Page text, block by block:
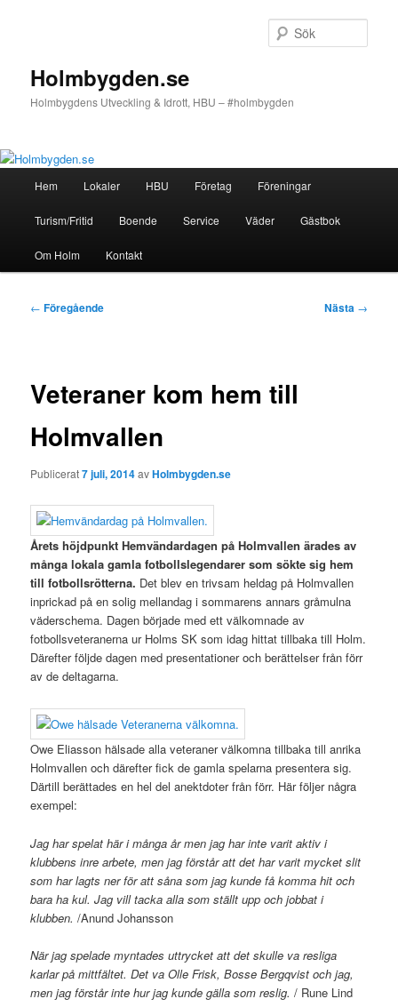
Holmbygden.se
Holmbygdens Utveckling & Idrott, HBU – #holmbygden
Hem Lokaler HBU Företag Föreningar
Turism/Fritid Boende Service Väder Gästbok
Om Holm Kontakt
Inläggsnavigering
← Föregående Nästa →
Veteraner kom hem till
Holmvallen
Publicerat7 juli, 2014avHolmbygden.se
Årets höjdpunkt Hemvändardagen på Holmvallen ärades av
många lokala gamla fotbollslegendarer som sökte sig hem
till fotbollsrötterna. Det blev en trivsam heldag på Holmvallen
inprickad på en solig mellandag i sommarens annars gråmulna
väderschema. Dagen började med ett välkomnade av
fotbollsveteranerna ur Holms SK som idag hittat tillbaka till Holm.
Därefter följde dagen med presentationer och berättelser från förr
av de deltagarna.
Owe Eliasson hälsade alla veteraner välkomna tillbaka till anrika
Holmvallen och därefter fick de gamla spelarna presentera sig.
Därtill berättades en hel del anektdoter från förr. Här följer några
exempel:
Jag har spelat här i många år men jag har inte varit aktiv i
klubbens inre arbete, men jag förstår att det har varit mycket slit
som har lagts ner för att såna som jag kunde få komma hit och
bara ha kul. Jag vill tacka alla som ställt upp och jobbat i
klubben. /Anund Johansson
När jag spelade myntades uttrycket att det skulle va resliga
karlar på mittfältet. Det va Olle Frisk, Bosse Bergqvist och jag,
men jag förstår inte hur jag kunde gälla som reslig. / Rune Lind